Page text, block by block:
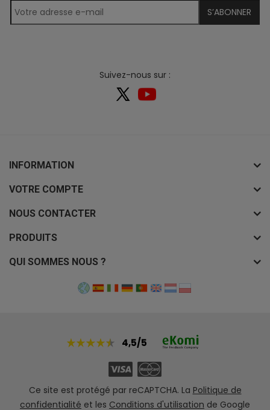
S’ABONNER
Suivez-nous sur :
INFORMATION
VOTRE COMPTE
NOUS CONTACTER
PRODUITS
QUI SOMMES NOUS ?
4,5/5
Ce site est protégé par reCAPTCHA. La Politique de
confidentialité et les Conditions d'utilisation de Google